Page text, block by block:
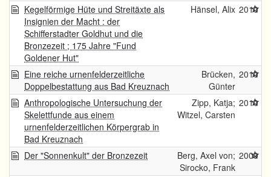
Kegelförmige Hüte und Streitäxte als
Insignien der Macht : der
Schifferstadter Goldhut und die
Bronzezeit ; 175 Jahre "Fund
Goldener Hut"
Hänsel, Alix 2010
Eine reiche urnenfelderzeitliche
Doppelbestattung aus Bad Kreuznach
Brücken,
Günter
2010
Anthropologische Untersuchung der
Skelettfunde aus einem
urnenfelderzeitlichen Körpergrab in
Bad Kreuznach
Zipp, Katja;
Witzel, Carsten
2010
Der "Sonnenkult" der Bronzezeit
Berg, Axel von;
Sirocko, Frank
2009